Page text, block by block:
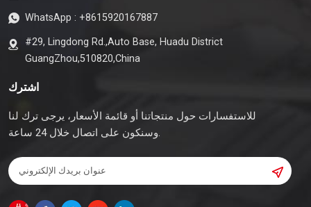
WhatsApp : +8615920167887
#29, Lingdong Rd.,Auto Base, Huadu District
GuangZhou,510820,China
اشترك
للاستفسارات حول منتجاتنا أو قائمة الأسعار، يرجى ترك لنا
وسنكون على اتصال خلال 24 ساعة.